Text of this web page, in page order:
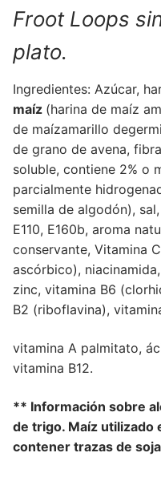
Froot Loops
plato.
Ingredientes: Azúcar,
maíz (harina de maíz
de maízamarillo
de grano de avena,
soluble, contiene 2% o
parcialmente
semilla de algodón),
E110, E160b, aroma
conservante, Vitamina
ascórbico),
zinc, vitamina B6
B2 (riboflavina),
vitamina A palmitato,
vitamina B12.
** Información sobre
de trigo. Maíz utilizado
contener trazas de